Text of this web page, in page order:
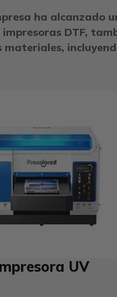
ha alcanzado
DTF,
materiales,
UV